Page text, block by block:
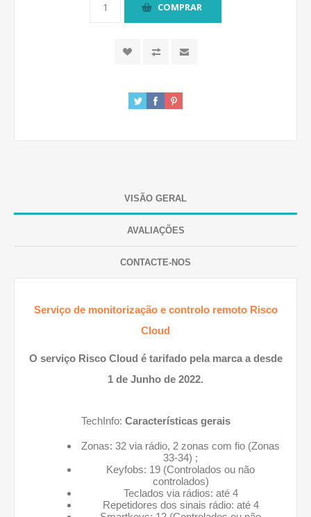
COMPRAR
VISÃO GERAL
AVALIAÇÕES
CONTACTE-NOS
Serviço de monitorização e controlo remoto Risco
Cloud
O serviço Risco Cloud é tarifado pela marca a desde
1 de Junho de 2022.
TechInfo: Características gerais
Zonas: 32 via rádio, 2 zonas com fio (Zonas
33-34) ;
Keyfobs: 19 (Controlados ou não
controlados)
Teclados via rádios: até 4
Repetidores dos sinais rádio: até 4